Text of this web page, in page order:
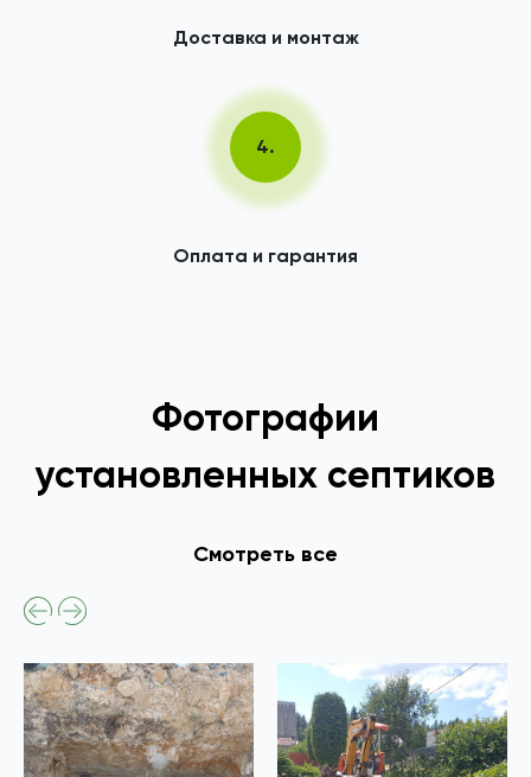
Доставка и монтаж
4.
Оплата и гарантия
Фотографии
установленных септиков
Смотреть все